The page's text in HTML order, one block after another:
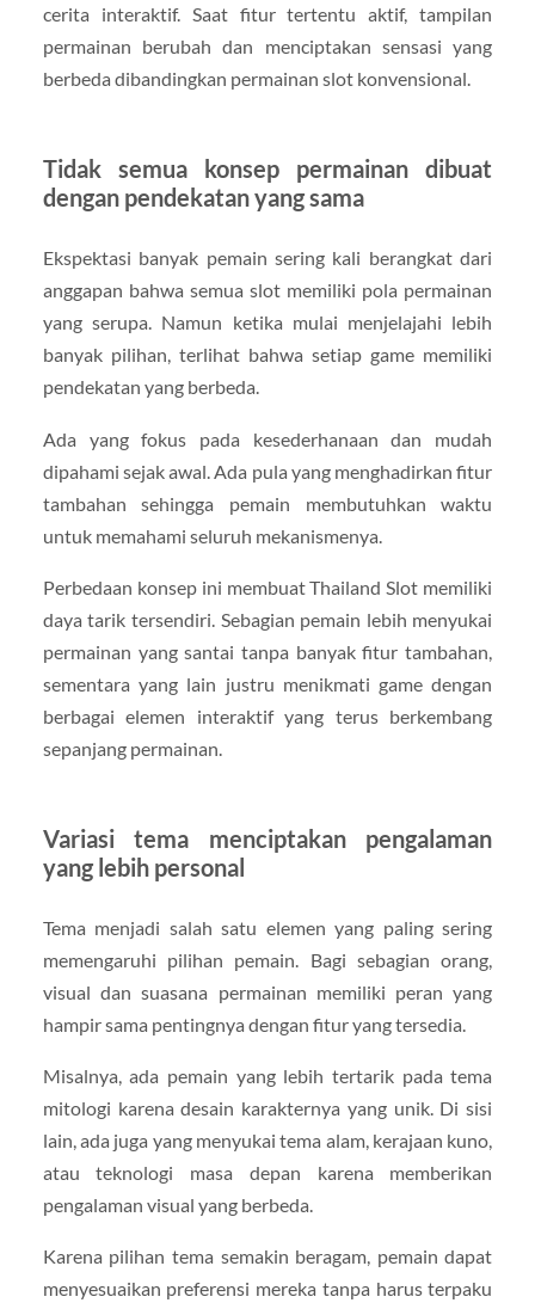
cerita interaktif. Saat fitur tertentu aktif, tampilan
permainan berubah dan menciptakan sensasi yang
berbeda dibandingkan permainan slot konvensional.
Tidak semua konsep permainan dibuat
dengan pendekatan yang sama
Ekspektasi banyak pemain sering kali berangkat dari
anggapan bahwa semua slot memiliki pola permainan
yang serupa. Namun ketika mulai menjelajahi lebih
banyak pilihan, terlihat bahwa setiap game memiliki
pendekatan yang berbeda.
Ada yang fokus pada kesederhanaan dan mudah
dipahami sejak awal. Ada pula yang menghadirkan fitur
tambahan sehingga pemain membutuhkan waktu
untuk memahami seluruh mekanismenya.
Perbedaan konsep ini membuat Thailand Slot memiliki
daya tarik tersendiri. Sebagian pemain lebih menyukai
permainan yang santai tanpa banyak fitur tambahan,
sementara yang lain justru menikmati game dengan
berbagai elemen interaktif yang terus berkembang
sepanjang permainan.
Variasi tema menciptakan pengalaman
yang lebih personal
Tema menjadi salah satu elemen yang paling sering
memengaruhi pilihan pemain. Bagi sebagian orang,
visual dan suasana permainan memiliki peran yang
hampir sama pentingnya dengan fitur yang tersedia.
Misalnya, ada pemain yang lebih tertarik pada tema
mitologi karena desain karakternya yang unik. Di sisi
lain, ada juga yang menyukai tema alam, kerajaan kuno,
atau teknologi masa depan karena memberikan
pengalaman visual yang berbeda.
Karena pilihan tema semakin beragam, pemain dapat
menyesuaikan preferensi mereka tanpa harus terpaku